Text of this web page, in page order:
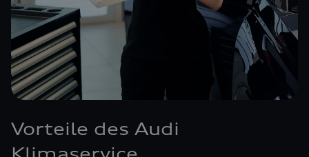
Vorteile des Audi